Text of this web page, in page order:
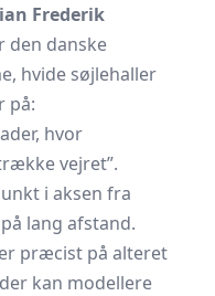
Frederik
den danske
hvide søjlehaller
på:
hvor
vejret”.
i aksen fra
lang afstand.
præcist på alteret
kan modellere